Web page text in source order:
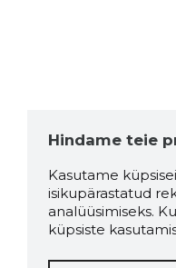
Hindame teie
Kasutame
isikupärastatud
analüüsimiseks.
küpsiste